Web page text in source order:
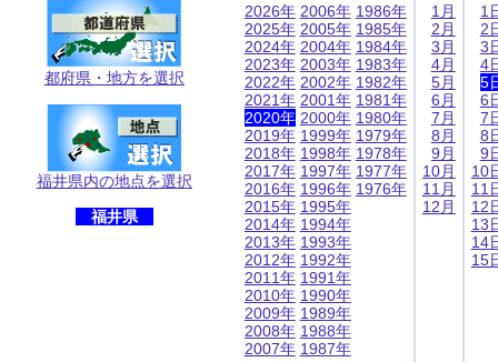
都府県・地方を選択
福井県内の地点を選択
福井県
2026年
2025年
2024年
2023年
2022年
2021年
2020年
2019年
2018年
2017年
2016年
2015年
2014年
2013年
2012年
2011年
2010年
2009年
2008年
2007年
2006年
2005年
2004年
2003年
2002年
2001年
2000年
1999年
1998年
1997年
1996年
1995年
1994年
1993年
1992年
1991年
1990年
1989年
1988年
1987年
1986年
1985年
1984年
1983年
1982年
1981年
1980年
1979年
1978年
1977年
1976年
1月
2月
3月
4月
5月
6月
7月
8月
9月
10月
11月
12月
1
2
3
4
5
6
7
8
9
10
11
12
13
14
15